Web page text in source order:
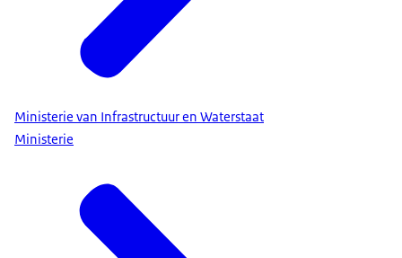
Ministerie van Infrastructuur en Waterstaat
Ministerie